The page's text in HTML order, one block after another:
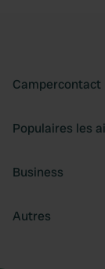
Campercontact
Populaires les
Business
Autres